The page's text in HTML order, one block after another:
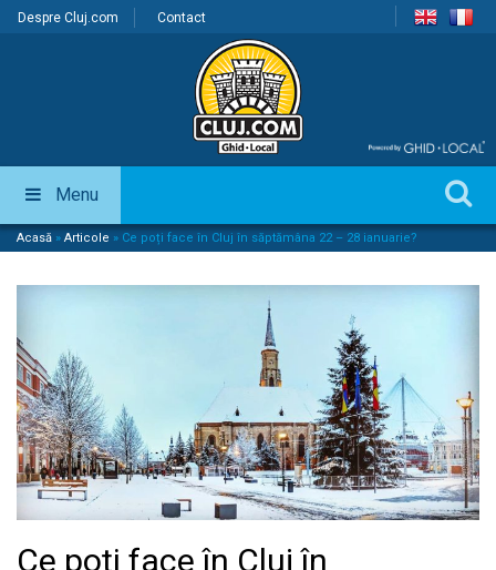
Despre Cluj.com Contact
Menu
Acasă » Articole » Ce poți face în Cluj în săptămâna 22 – 28 ianuarie?
Ce poți face în Cluj în